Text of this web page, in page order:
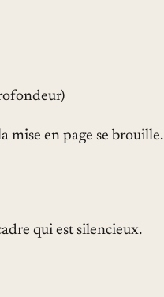
mise en page se brouille.
qui est silencieux.